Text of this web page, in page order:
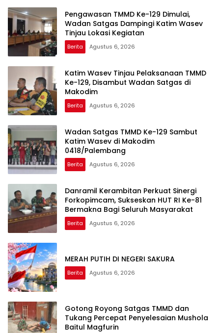
Pengawasan TMMD Ke-129 Dimulai,
Wadan Satgas Dampingi Katim Wasev
Tinjau Lokasi Kegiatan
Berita Agustus 6, 2026
Katim Wasev Tinjau Pelaksanaan TMMD
Ke-129, Disambut Wadan Satgas di
Makodim
Berita Agustus 6, 2026
Wadan Satgas TMMD Ke-129 Sambut
Katim Wasev di Makodim
0418/Palembang
Berita Agustus 6, 2026
Danramil Kerambitan Perkuat Sinergi
Forkopimcam, Sukseskan HUT RI Ke-81
Bermakna Bagi Seluruh Masyarakat
Berita Agustus 6, 2026
MERAH PUTIH DI NEGERI SAKURA
Berita Agustus 6, 2026
Gotong Royong Satgas TMMD dan
Tukang Percepat Penyelesaian Mushola
Baitul Magfurin